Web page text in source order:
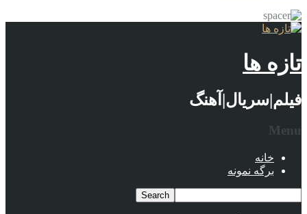
تازه ها
فیلم|سریال|آهنگ
Menu
خانه
برگه نمونه